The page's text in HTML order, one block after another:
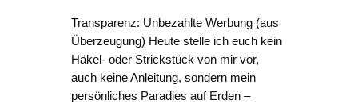
Transparenz: Unbezahlte Werbung (aus
Überzeugung) Heute stelle ich euch kein
Häkel- oder Strickstück von mir vor,
auch keine Anleitung, sondern mein
persönliches Paradies auf Erden –